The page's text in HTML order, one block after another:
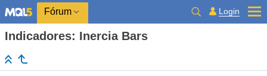
Fórum Login
Indicadores: Inercia Bars